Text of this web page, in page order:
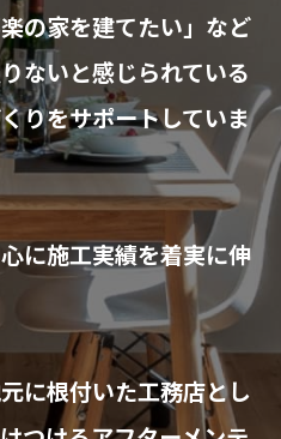
の家を建てたい」など
ないと感じられている
りをサポートしていま
に施工実績を着実に伸
に根付いた工務店とし